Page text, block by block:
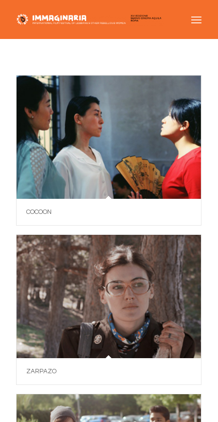
COCOON
ZARPAZO